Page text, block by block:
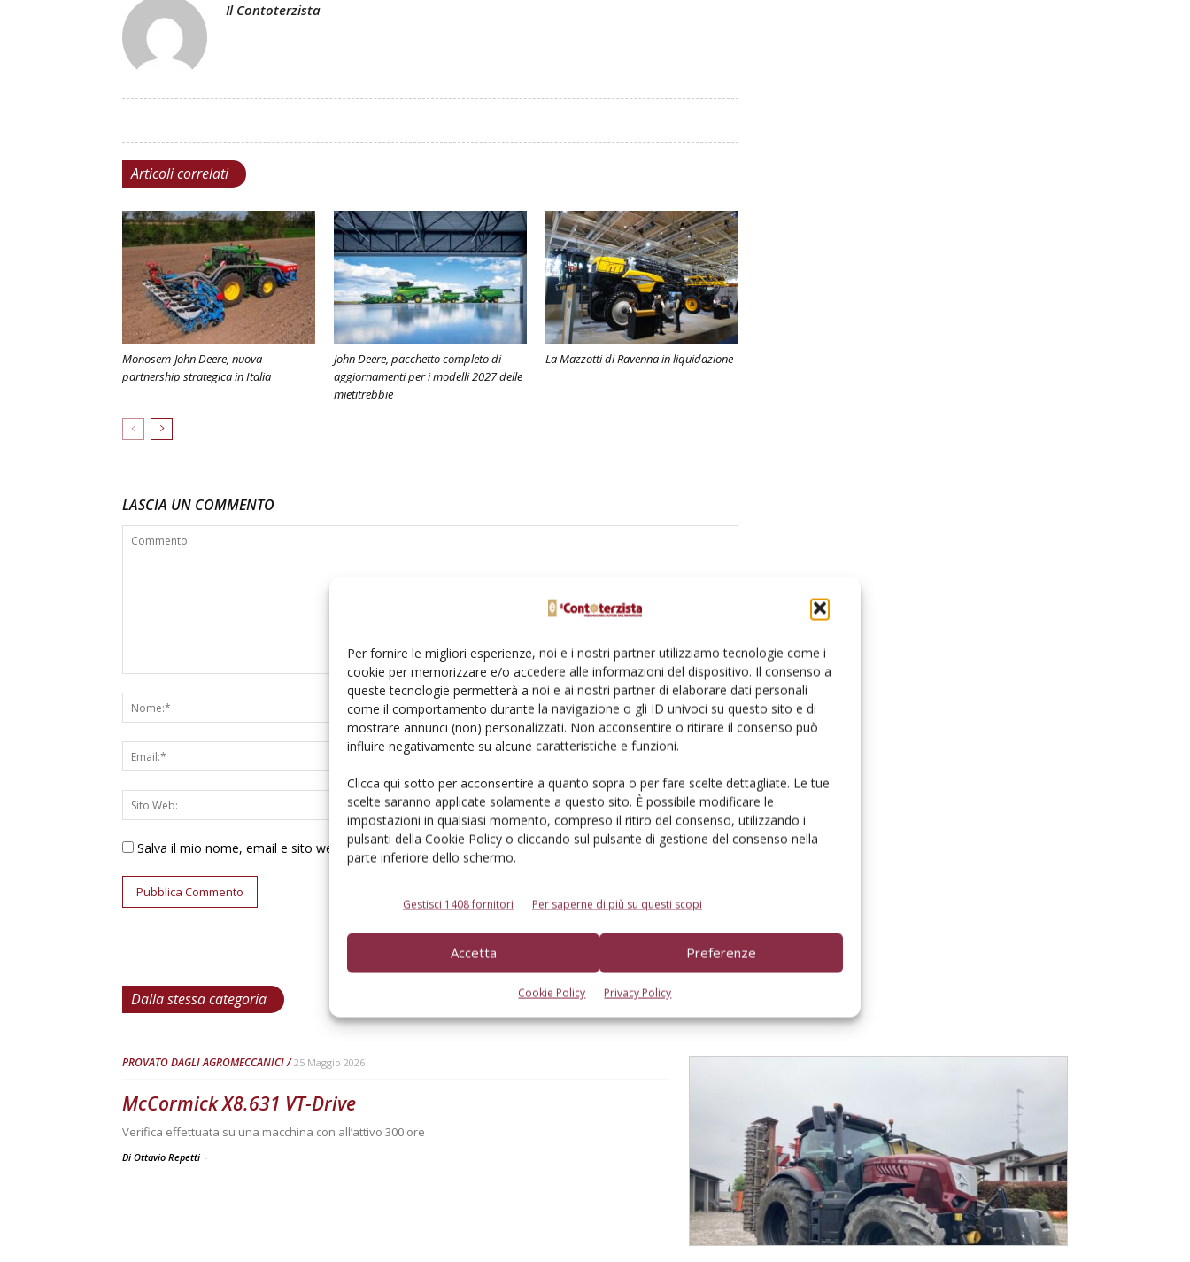
Per fornire le migliori esperienze, noi e i nostri partner utilizziamo tecnologie come i
cookie per memorizzare e/o accedere alle informazioni del dispositivo. Il consenso a
queste tecnologie permetterà a noi e ai nostri partner di elaborare dati personali
come il comportamento durante la navigazione o gli ID univoci su questo sito e di
mostrare annunci (non) personalizzati. Non acconsentire o ritirare il consenso può
influire negativamente su alcune caratteristiche e funzioni.
Clicca qui sotto per acconsentire a quanto sopra o per fare scelte dettagliate. Le tue
scelte saranno applicate solamente a questo sito. È possibile modificare le
impostazioni in qualsiasi momento, compreso il ritiro del consenso, utilizzando i
pulsanti della Cookie Policy o cliccando sul pulsante di gestione del consenso nella
parte inferiore dello schermo.
Gestisci 1408 fornitori Per saperne di più su questi scopi
Accetta Preferenze
Cookie Policy Privacy Policy
Il Contoterzista
Articoli correlati
Monosem-John Deere, nuova
partnership strategica in Italia
John Deere, pacchetto completo di
aggiornamenti per i modelli 2027 delle
mietitrebbie
La Mazzotti di Ravenna in liquidazione
LASCIA UN COMMENTO
Salva il mio nome, email e sito web in questo browser per la prossima volta che commento.
Dalla stessa categoria
PROVATO DAGLI AGROMECCANICI 25 Maggio 2026
McCormick X8.631 VT-Drive
Verifica effettuata su una macchina con all’attivo 300 ore
Di Ottavio Repetti -